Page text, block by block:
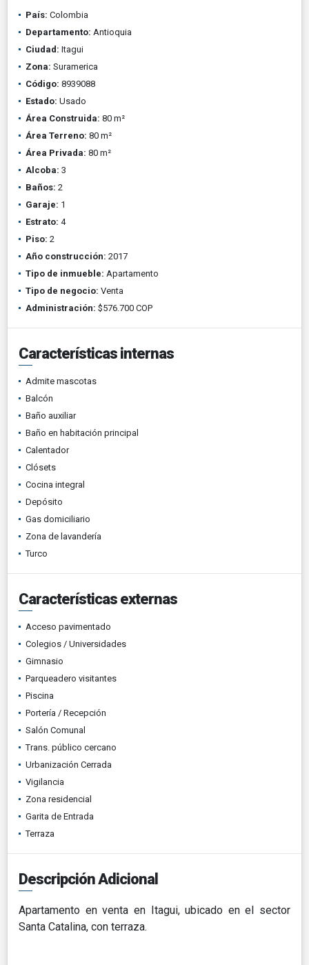
País: Colombia
Departamento: Antioquia
Ciudad: Itagui
Zona: Suramerica
Código: 8939088
Estado: Usado
Área Construida: 80 m²
Área Terreno: 80 m²
Área Privada: 80 m²
Alcoba: 3
Baños: 2
Garaje: 1
Estrato: 4
Piso: 2
Año construcción: 2017
Tipo de inmueble: Apartamento
Tipo de negocio: Venta
Administración: $576.700 COP
Características internas
Admite mascotas
Balcón
Baño auxiliar
Baño en habitación principal
Calentador
Clósets
Cocina integral
Depósito
Gas domiciliario
Zona de lavandería
Turco
Características externas
Acceso pavimentado
Colegios / Universidades
Gimnasio
Parqueadero visitantes
Piscina
Portería / Recepción
Salón Comunal
Trans. público cercano
Urbanización Cerrada
Vigilancia
Zona residencial
Garita de Entrada
Terraza
Descripción Adicional
Apartamento en venta en Itagui, ubicado en el sector
Santa Catalina, con terraza.